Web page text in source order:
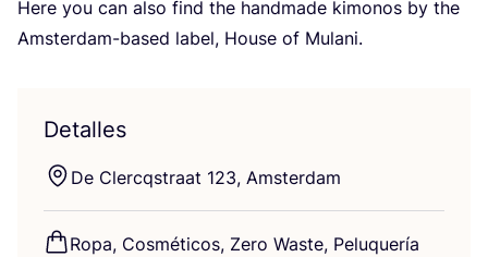
Here you can also find the hand­ma­de kimo­nos by the
Ams­ter­dam-based label, Hou­se of Mulani.
Detalles
De Clercqs­traat 123, Amsterdam
Ropa, Cos­mé­ti­cos, Zero Was­te, Peluquería